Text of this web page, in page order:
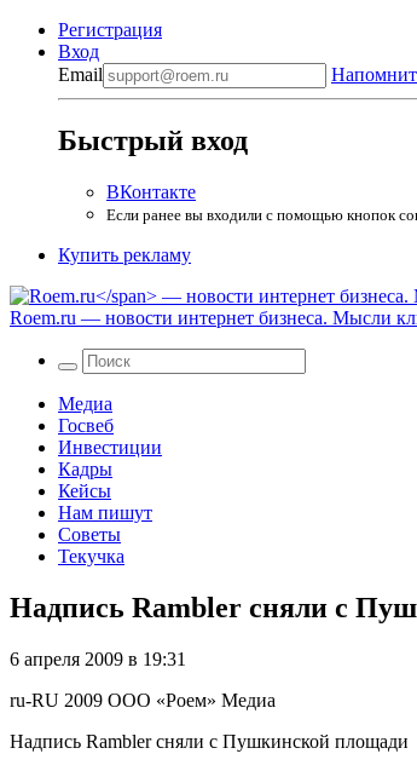
Регистрация
Вход
Email
Быстрый вход
ВКонтакте
Если ранее вы входили с помощью кнопок
Купить рекламу
Roem.ru — новости интернет бизнеса. Мысли
Медиа
Госвеб
Инвестиции
Кадры
Кейсы
Нам пишут
Советы
Текучка
Надпись Rambler сняли с
6 апреля 2009 в 19:31
ru-RU 2009 ООО «Роем» Медиа
Надпись Rambler сняли с Пушкинской площади